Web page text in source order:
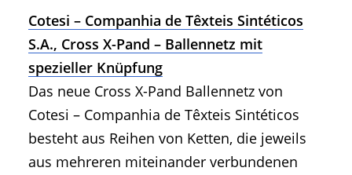
Cotesi – Companhia de Têxteis Sintéticos
S.A., Cross X-Pand – Ballennetz mit
spezieller Knüpfung
Das neue Cross X-Pand Ballennetz von
Cotesi – Companhia de Têxteis Sintéticos
besteht aus Reihen von Ketten, die jeweils
aus mehreren miteinander verbundenen